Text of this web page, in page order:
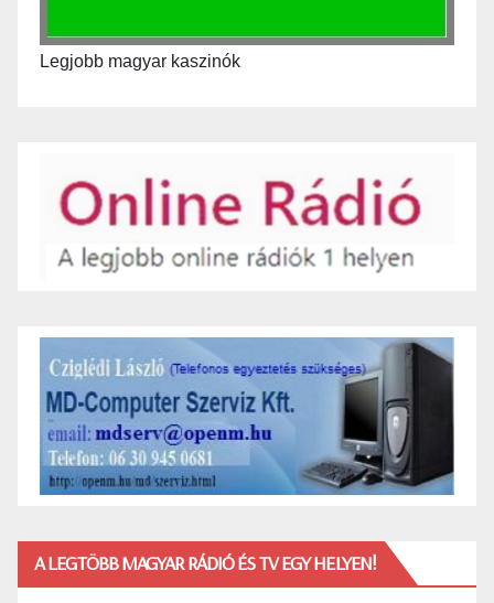
Legjobb magyar kaszinók
A LEGTÖBB MAGYAR RÁDIÓ ÉS TV EGY HELYEN!